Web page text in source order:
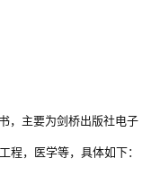
，主要为剑桥出版社电子
程，医学等，具体如下：